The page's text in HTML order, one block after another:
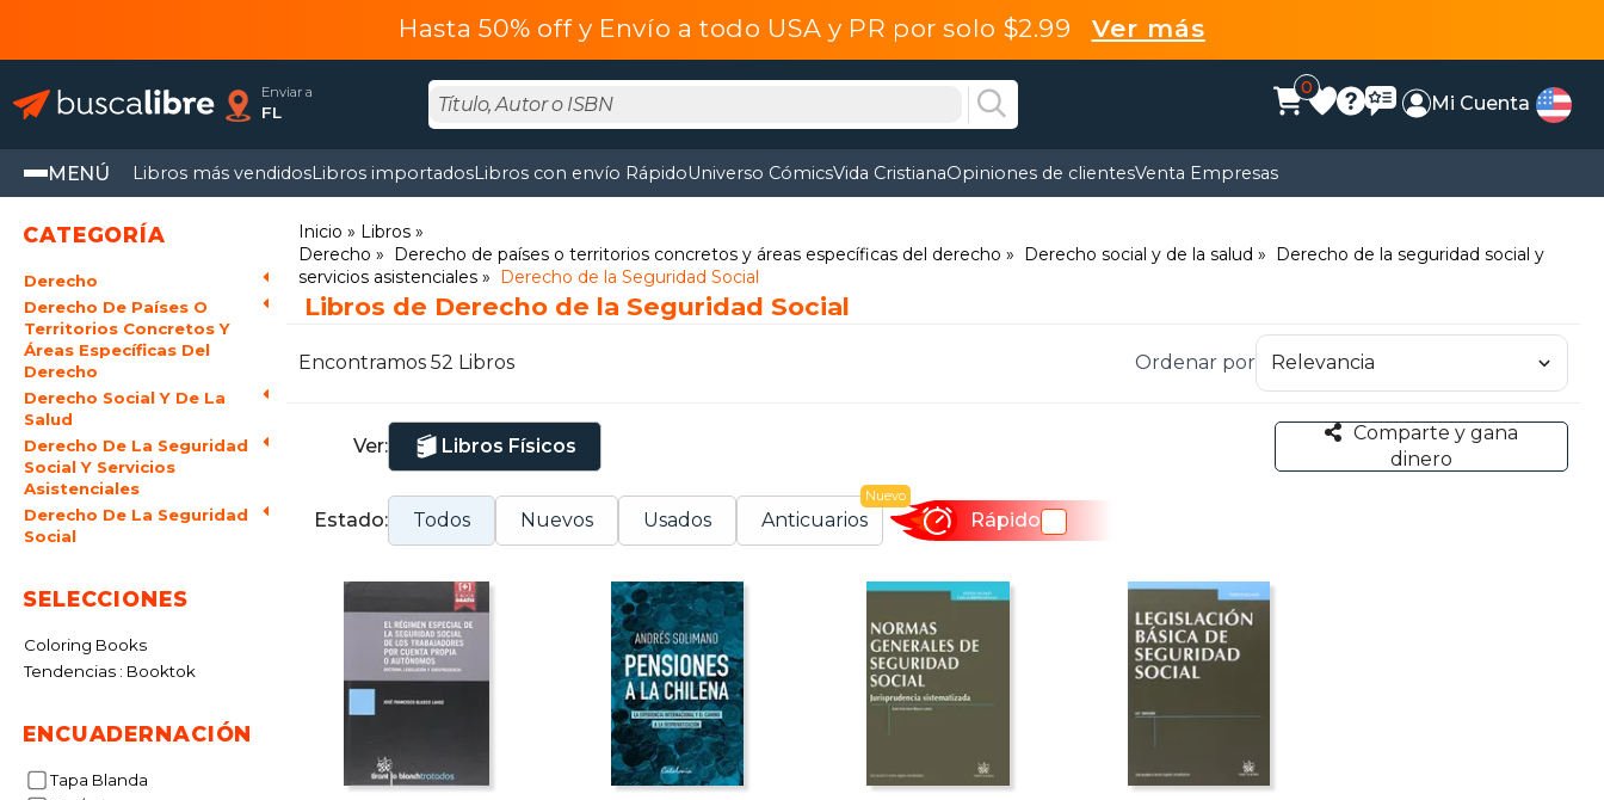
Hasta 50% off y Envío a todo USA y PR por solo $2.99 Ver más
Enviar a
FL
0
Mi Cuenta
MENÚ Libros más vendidosLibros importadosLibros con envío RápidoUniverso CómicsVida CristianaOpiniones de clientesVenta Empresas
CATEGORÍA
Derecho
Derecho De Países O
Territorios Concretos Y
Áreas Específicas Del
Derecho
Derecho Social Y De La
Salud
Derecho De La Seguridad
Social Y Servicios
Asistenciales
Derecho De La Seguridad
Social
SELECCIONES
Coloring Books
Tendencias : Booktok
ENCUADERNACIÓN
Tapa Blanda
Inicio
Libros
Derecho
Derecho de países o territorios concretos y áreas específicas del derecho Derecho social y de la salud
Derecho de la seguridad social y
servicios asistenciales
Derecho de la Seguridad Social
Libros de Derecho de la Seguridad Social
Encontramos 52 Libros Ordenar por
Ver: Libros Físicos
Comparte y gana
dinero
Estado: Todos Nuevos Usados Anticuarios
Nuevo
Rápido